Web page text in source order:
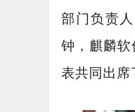
部门负责
钟，麒麟
表共同出席